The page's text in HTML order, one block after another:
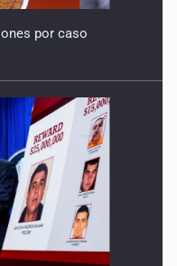
intelectual del
por caso